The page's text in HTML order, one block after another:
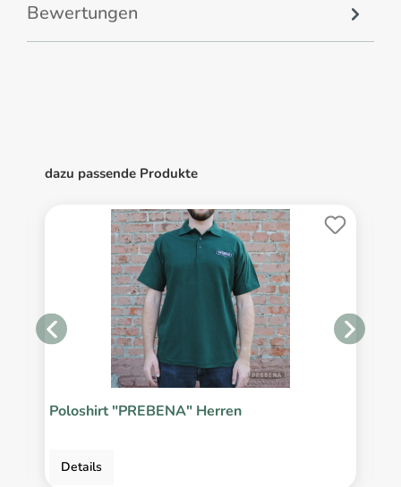
Bewertungen
dazu passende Produkte
Poloshirt "PREBENA" Herren
Details